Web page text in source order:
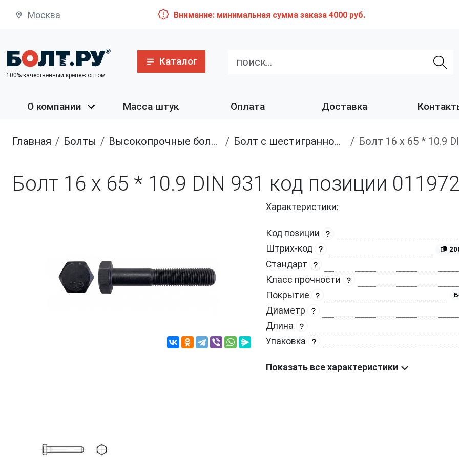
Москва Внимание: минимальная сумма заказа 4000 руб.
100% качественный крепеж оптом
Каталог
О компании Масса штук Оплата Доставка
Главная болты высокопрочные болты Болт с шестигранной головкой, неполная резьба, класс прочности 10.9 и 12.9 Болт 16 х 65 * 10.9
Болт 16 х 65 * 10.9 DIN 931 код позиции
Характеристики:
Код позиции
Штрих-код
Стандарт
Класс прочности
Покрытие
Диаметр
Длина
Упаковка
Показать все характеристики